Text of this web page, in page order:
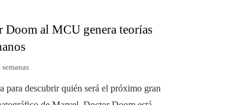
Doom al MCU genera teorías
semanas
para descubrir quién será el próximo gran